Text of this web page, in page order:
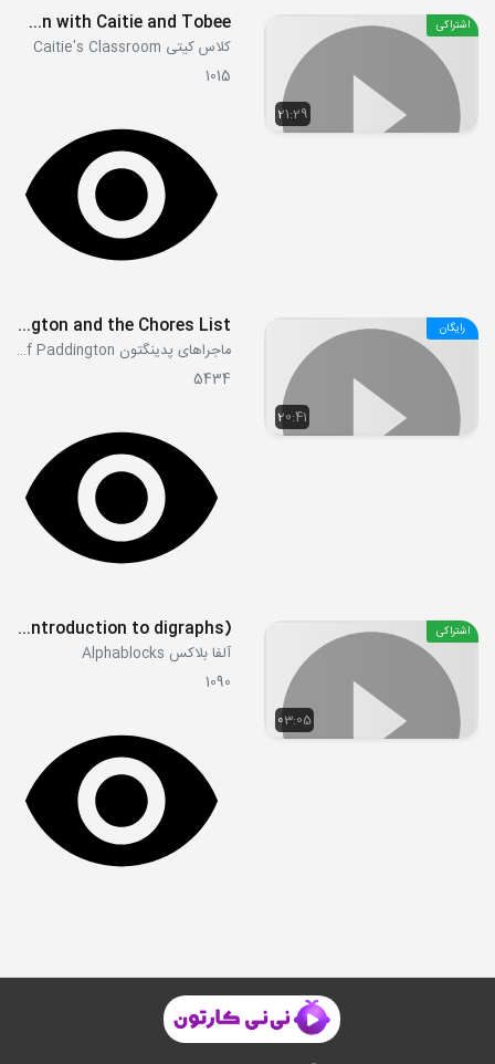
21:29
اشتراکی New Year's Eve Countdown with Caitie and Tobee
کلاس کیتی Caitie's Classroom
1015
20:41
رایگان S1E1-2 - Paddington Finds a Pigeon - Paddington and the Chores List
ماجراهای پدینگتون The Adventures of Paddington
5434
03:05
اشتراکی S01E11 - Cha cha cha (introduction to digraphs)
آلفا بلاکس Alphablocks
1090